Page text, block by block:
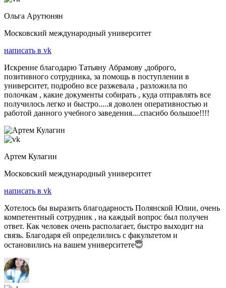
Ольга Арутюнян
Московский международный университет
написать в vk
Искренне благодарю Татьяну Абрамову ,доброго,
позитивного сотрудника, за помощь в поступлении в
университет, подробно все разжевала , разложила по
полочкам , какие документы собирать , куда отправлять все
получилось легко и быстро.....я доволен оперативностью и
работой данного учебного заведения....спасибо большое!!!!
Артем Кулагин
Московский международный университет
написать в vk
Хотелось бы выразить благодарность Полянской Юлии, очень
компетентный сотрудник , на каждый вопрос был получен
ответ. Как человек очень располагает, быстро выходит на
связь. Благодаря ей определились с факультетом и
остановились на вашем университете😇